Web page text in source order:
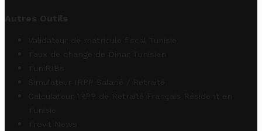
Autres Outils
Validateur de matricule fiscal Tunisie
Taux de change de Dinar Tunisien
TuniRIBs
Simulateur IRPP Salarié / Retraité
Calculateur IRPP de Retraité Français Résident en
Tunisie
Trovit News